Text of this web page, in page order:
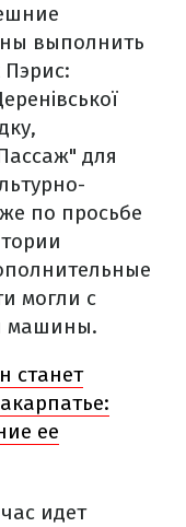
выполнить
для
по просьбе
могли с
машины.
станет
ее
идет